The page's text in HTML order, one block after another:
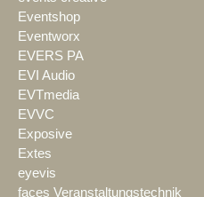
Eventshop
Eventworx
EVERS PA
EVI Audio
EVTmedia
EVVC
Exposive
Extes
eyevis
faces Veranstaltungstechnik